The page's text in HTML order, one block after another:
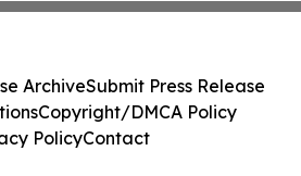
ArchiveSubmit Press Release
Copyright/DMCA Policy
PolicyContact